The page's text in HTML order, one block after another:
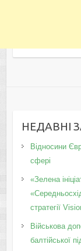
НЕДАВНІ
Відносини
сфері
«Зелена
стратегії
Військова
балтійської